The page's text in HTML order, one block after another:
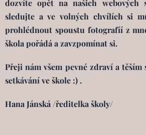
dozvíte opět na našich webových
sledujte a ve volných chvílích si
prohlédnout spoustu fotografíí z
škola pořádá a zavzpomínat si.
Přeji nám všem pevné zdraví a těším
setkávání ve škole :) .
Hana Jánská /ředitelka školy/